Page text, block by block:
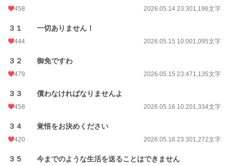
458 2026.05.14 23:301,196文字
３１ 一切ありません！
444 2026.05.15 10:001,095文字
３２ 御免ですわ
479 2026.05.15 23:471,135文字
３３ 償わなければなりませんよ
458 2026.05.16 10:201,334文字
３４ 覚悟をお決めください
420 2026.05.16 23:301,272文字
３５ 今までのような生活を送ることはできません